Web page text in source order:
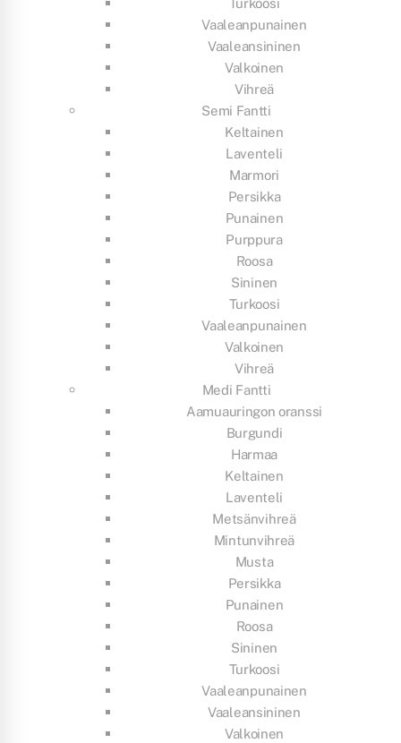
Vaaleanpunainen
Vaaleansininen
Valkoinen
Vihreä
Semi Fantti
Keltainen
Laventeli
Marmori
Persikka
Punainen
Purppura
Roosa
Sininen
Turkoosi
Vaaleanpunainen
Valkoinen
Vihreä
Medi Fantti
Aamuauringon oranssi
Burgundi
Harmaa
Keltainen
Laventeli
Metsänvihreä
Mintunvihreä
Musta
Persikka
Punainen
Roosa
Sininen
Turkoosi
Vaaleanpunainen
Vaaleansininen
Valkoinen